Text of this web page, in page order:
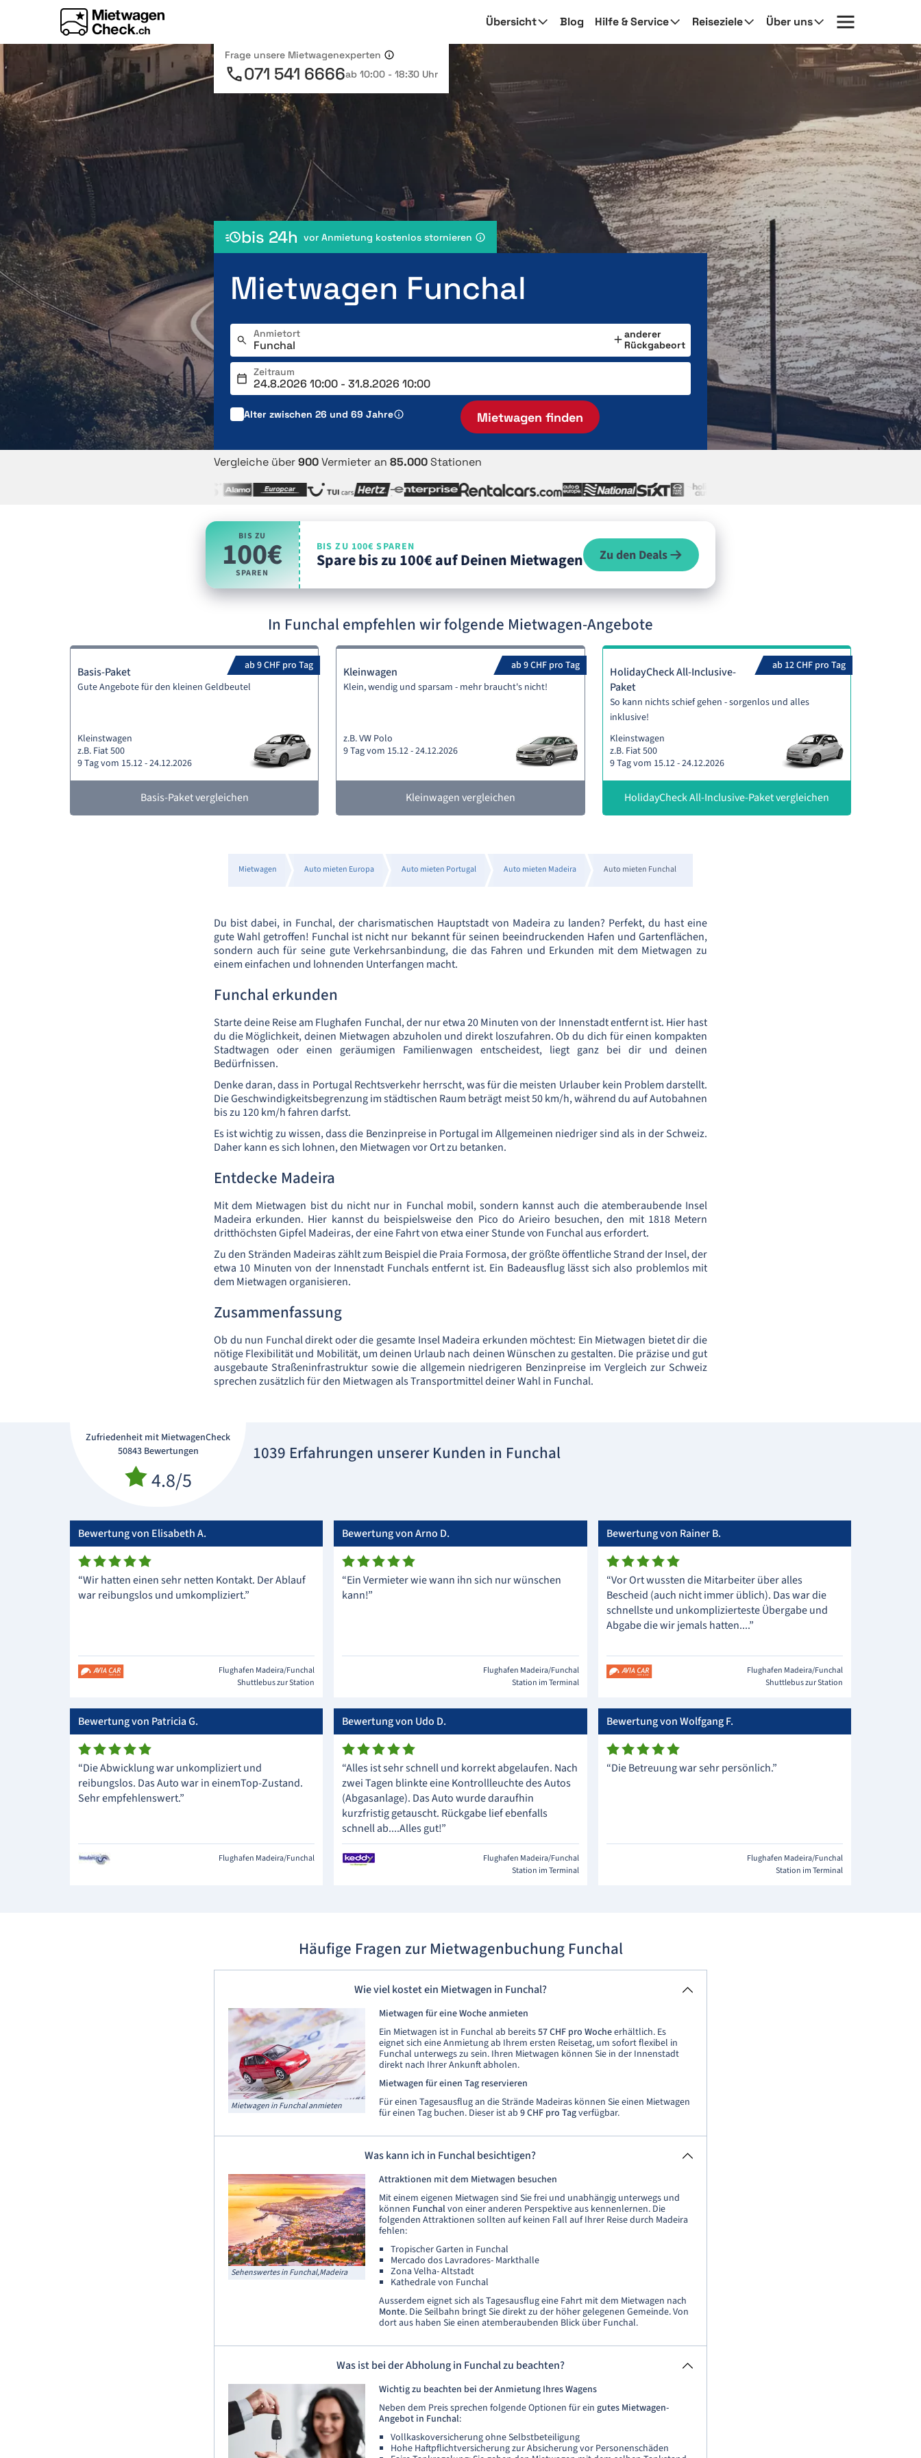
Übersicht Blog Hilfe & Service Reiseziele Über uns
Frage unsere Mietwagenexperten
071 541 6666ab 10:00 - 18:30 Uhr
bis 24h vor Anmietung kostenlos stornieren
Mietwagen Funchal
Anmietort
anderer
Rückgabeort
Zeitraum
Alter zwischen 26 und 69 Jahre Mietwagen finden
Vergleiche über900Vermieter an 85.000Stationen
BIS ZU
100€
SPAREN
BIS ZU 100€ SPAREN
Spare bis zu 100€ auf Deinen Mietwagen Zu den Deals
In Funchal empfehlen wir folgende Mietwagen-Angebote
ab 9 CHF pro Tag
Basis-Paket
Gute Angebote für den kleinen Geldbeutel
Kleinstwagen
z.B. Fiat 500
9 Tag vom 15.12 - 24.12.2026
Basis-Paket vergleichen
ab 9 CHF pro Tag
Kleinwagen
Klein, wendig und sparsam - mehr braucht's nicht!
z.B. VW Polo
9 Tag vom 15.12 - 24.12.2026
Kleinwagen vergleichen
ab 12 CHF pro Tag
HolidayCheck All-Inclusive-
Paket
So kann nichts schief gehen - sorgenlos und alles
inklusive!
Kleinstwagen
z.B. Fiat 500
9 Tag vom 15.12 - 24.12.2026
HolidayCheck All-Inclusive-Paket vergleichen
Mietwagen Auto mieten Europa Auto mieten Portugal Auto mieten Madeira Auto mieten Funchal
Du bist dabei, in Funchal, der charismatischen Hauptstadt von Madeira zu landen? Perfekt, du hast eine
gute Wahl getroffen! Funchal ist nicht nur bekannt für seinen beeindruckenden Hafen und Gartenflächen,
sondern auch für seine gute Verkehrsanbindung, die das Fahren und Erkunden mit dem Mietwagen zu
einem einfachen und lohnenden Unterfangen macht.
Funchal erkunden
Starte deine Reise am Flughafen Funchal, der nur etwa 20 Minuten von der Innenstadt entfernt ist. Hier hast
du die Möglichkeit, deinen Mietwagen abzuholen und direkt loszufahren. Ob du dich für einen kompakten
Stadtwagen oder einen geräumigen Familienwagen entscheidest, liegt ganz bei dir und deinen
Bedürfnissen.
Denke daran, dass in Portugal Rechtsverkehr herrscht, was für die meisten Urlauber kein Problem darstellt.
Die Geschwindigkeitsbegrenzung im städtischen Raum beträgt meist 50 km/h, während du auf Autobahnen
bis zu 120 km/h fahren darfst.
Es ist wichtig zu wissen, dass die Benzinpreise in Portugal im Allgemeinen niedriger sind als in der Schweiz.
Daher kann es sich lohnen, den Mietwagen vor Ort zu betanken.
Entdecke Madeira
Mit dem Mietwagen bist du nicht nur in Funchal mobil, sondern kannst auch die atemberaubende Insel
Madeira erkunden. Hier kannst du beispielsweise den Pico do Arieiro besuchen, den mit 1818 Metern
dritthöchsten Gipfel Madeiras, der eine Fahrt von etwa einer Stunde von Funchal aus erfordert.
Zu den Stränden Madeiras zählt zum Beispiel die Praia Formosa, der größte öffentliche Strand der Insel, der
etwa 10 Minuten von der Innenstadt Funchals entfernt ist. Ein Badeausflug lässt sich also problemlos mit
dem Mietwagen organisieren.
Zusammenfassung
Ob du nun Funchal direkt oder die gesamte Insel Madeira erkunden möchtest: Ein Mietwagen bietet dir die
nötige Flexibilität und Mobilität, um deinen Urlaub nach deinen Wünschen zu gestalten. Die präzise und gut
ausgebaute Straßeninfrastruktur sowie die allgemein niedrigeren Benzinpreise im Vergleich zur Schweiz
sprechen zusätzlich für den Mietwagen als Transportmittel deiner Wahl in Funchal.
Zufriedenheit mit MietwagenCheck
50843 Bewertungen
4.8/5
1039 Erfahrungen unserer Kunden in Funchal
Bewertung von Elisabeth A.
“Wir hatten einen sehr netten Kontakt. Der Ablauf
war reibungslos und umkompliziert.”
Flughafen Madeira/Funchal
Shuttlebus zur Station
Bewertung von Arno D.
“Ein Vermieter wie wann ihn sich nur wünschen
kann!”
Flughafen Madeira/Funchal
Station im Terminal
Bewertung von Rainer B.
“Vor Ort wussten die Mitarbeiter über alles
Bescheid (auch nicht immer üblich). Das war die
schnellste und unkomplizierteste Übergabe und
Abgabe die wir jemals hatten....”
Flughafen Madeira/Funchal
Shuttlebus zur Station
Bewertung von Patricia G.
“Die Abwicklung war unkompliziert und
reibungslos. Das Auto war in einemTop-Zustand.
Sehr empfehlenswert.”
Flughafen Madeira/Funchal
Bewertung von Udo D.
“Alles ist sehr schnell und korrekt abgelaufen. Nach
zwei Tagen blinkte eine Kontrollleuchte des Autos
(Abgasanlage). Das Auto wurde daraufhin
kurzfristig getauscht. Rückgabe lief ebenfalls
schnell ab....Alles gut!”
Flughafen Madeira/Funchal
Station im Terminal
Bewertung von Wolfgang F.
“Die Betreuung war sehr persönlich.”
Flughafen Madeira/Funchal
Station im Terminal
Häufige Fragen zur Mietwagenbuchung Funchal
Wie viel kostet ein Mietwagen in Funchal?
Mietwagen in Funchal anmieten
Mietwagen für eine Woche anmieten
Ein Mietwagen ist in Funchal ab bereits57 CHF pro Wocheerhältlich. Es
eignet sich eine Anmietung ab Ihrem ersten Reisetag, um sofort flexibel in
Funchal unterwegs zu sein. Ihren Mietwagen können Sie in der Innenstadt
direkt nach Ihrer Ankunft abholen.
Mietwagen für einen Tag reservieren
Für einen Tagesausflug an die Strände Madeiras können Sie einen Mietwagen
für einen Tag buchen. Dieser ist ab 9 CHF pro Tagverfügbar.
Was kann ich in Funchal besichtigen?
Sehenswertes in Funchal,Madeira
Attraktionen mit dem Mietwagen besuchen
Mit einem eigenen Mietwagen sind Sie frei und unabhängig unterwegs und
können Funchalvon einer anderen Perspektive aus kennenlernen. Die
folgenden Attraktionen sollten auf keinen Fall auf Ihrer Reise durch Madeira
fehlen:
Tropischer Garten in Funchal
Mercado dos Lavradores- Markthalle
Zona Velha- Altstadt
Kathedrale von Funchal
Ausserdem eignet sich als Tagesausflug eine Fahrt mit dem Mietwagen nach
Monte. Die Seilbahn bringt Sie direkt zu der höher gelegenen Gemeinde. Von
dort aus haben Sie einen atemberaubenden Blick über Funchal.
Was ist bei der Abholung in Funchal zu beachten?
Wichtig zu beachten bei der Anmietung Ihres Wagens
Neben dem Preis sprechen folgende Optionen für ein gutes Mietwagen-
Angebot in Funchal:
Vollkaskoversicherung ohne Selbstbeteiligung
Hohe Haftpflichtversicherung zur Absicherung vor Personenschäden